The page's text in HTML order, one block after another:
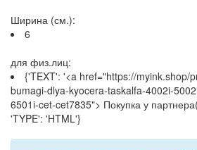
Ширина (см.):
6
для физ.лиц:
{'TEXT': '<a href="https://myink.shop/
bumagi-dlya-kyocera-taskalfa-4002i-
6501i-cet-cet7835"> Покупка у
'TYPE': 'HTML'}